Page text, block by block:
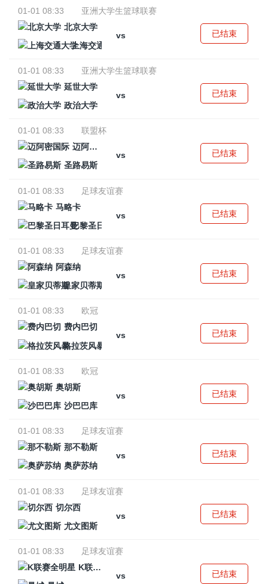
01-01 08:33
亚洲大学生篮球联赛
北京大学
vs
上海交通大学
已结束
01-01 08:33
亚洲大学生篮球联赛
延世大学
vs
政治大学
已结束
01-01 08:33
联盟杯
迈阿密国际
vs
圣路易斯
已结束
01-01 08:33
足球友谊赛
马略卡
vs
巴黎圣日耳曼
已结束
01-01 08:33
足球友谊赛
阿森纳
vs
皇家贝蒂斯
已结束
01-01 08:33
欧冠
费内巴切
vs
格拉茨风暴
已结束
01-01 08:33
欧冠
奥胡斯
vs
沙巴巴库
已结束
01-01 08:33
足球友谊赛
那不勒斯
vs
奥萨苏纳
已结束
01-01 08:33
足球友谊赛
切尔西
vs
尤文图斯
已结束
01-01 08:33
足球友谊赛
K联赛全明星
vs
已结束